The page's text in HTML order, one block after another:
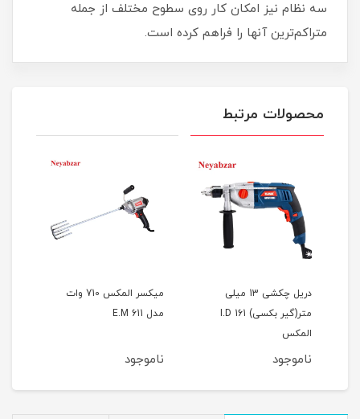
سه نظام نیز امکان کار روی سطوح مختلف از جمله
متراکم‌ترین‌ آنها را فراهم کرده است.
محصولات مرتبط
دریل چکشی 13 میلی
متر(گیر بکسی) I.D 161
المکس
ناموجود
میکسر المکس 710 وات
مدل E.M 611
ناموجود